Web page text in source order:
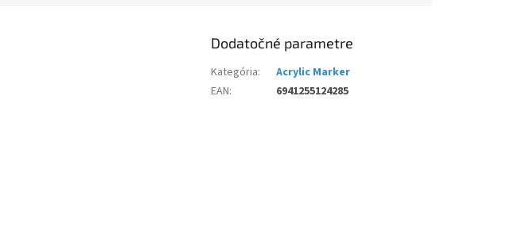
Dodatočné parametre
Kategória:
Acrylic Marker
EAN: 6941255124285